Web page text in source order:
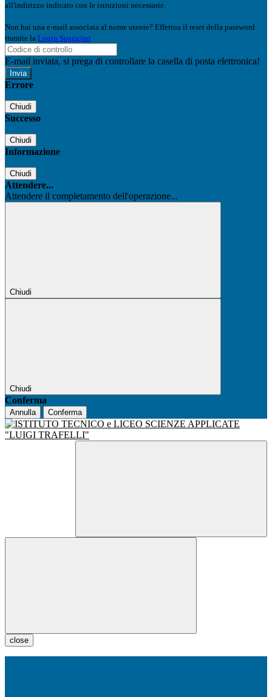
all'indirizzo indicato con le istruzioni necessarie.
Non hai una e-mail associata al nome utente? Effettua il reset della password
tramite la Login Spaggiari
E-mail inviata, si prega di controllare la casella di posta elettronica!
Errore
Chiudi
Successo
Chiudi
Informazione
Chiudi
Attendere...
Attendere il completamento dell'operazione...
Chiudi
Chiudi
Conferma
Annulla Conferma
close